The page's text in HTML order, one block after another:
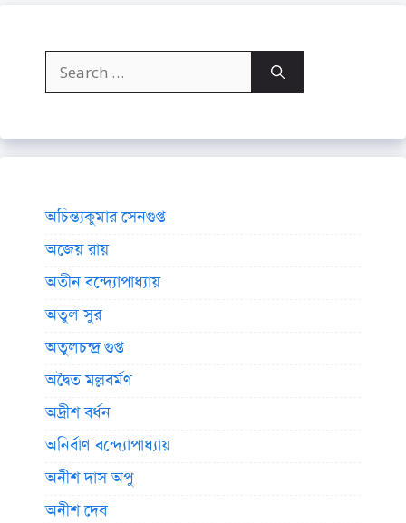
Search
for:
অচিন্ত্যকুমার সেনগুপ্ত
অজেয় রায়
অতীন বন্দ্যোপাধ্যায়
অতুল সুর
অতুলচন্দ্র গুপ্ত
অদ্বৈত মল্লবর্মণ
অদ্রীশ বর্ধন
অনির্বাণ বন্দ্যোপাধ্যায়
অনীশ দাস অপু
অনীশ দেব